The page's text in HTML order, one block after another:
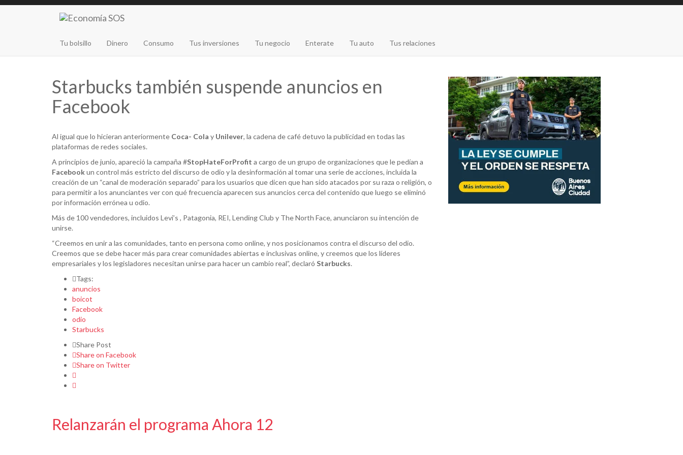
Tu bolsillo Dinero Consumo Tus inversiones Tu negocio Enterate Tu auto Tus relaciones
Starbucks también suspende anuncios en
Facebook
Al igual que lo hicieran anteriormente Coca- Cola y Unilever, la cadena de café detuvo la publicidad en todas las
plataformas de redes sociales.
A principios de junio, apareció la campaña #StopHateForProfit a cargo de un grupo de organizaciones que le pedían a
Facebookun control más estricto del discurso de odio y la desinformación al tomar una serie de acciones, incluida la
creación de un “canal de moderación separado” para los usuarios que dicen que han sido atacados por su raza o religión, o
para permitir a los anunciantes ver con qué frecuencia aparecen sus anuncios cerca del contenido que luego se eliminó
por información errónea u odio.
Más de 100 vendedores, incluidos Levi’s , Patagonia, REI, Lending Club y The North Face, anunciaron su intención de
unirse.
“Creemos en unir a las comunidades, tanto en persona como online, y nos posicionamos contra el discurso del odio.
Creemos que se debe hacer más para crear comunidades abiertas e inclusivas online, y creemos que los líderes
empresariales y los legisladores necesitan unirse para hacer un cambio real”, declaró Starbucks.
Tags:
anuncios
boicot
Facebook
odio
Starbucks
Share Post
Share on Facebook
Share on Twitter
Relanzarán el programa Ahora 12